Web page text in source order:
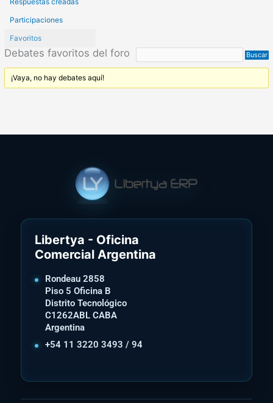
Participaciones
Favoritos
Debates favoritos del foro
¡Vaya, no hay debates aquí!
Libertya - Oficina
Comercial Argentina
Rondeau 2858
Piso 5 Oficina B
Distrito Tecnológico
C1262ABL CABA
Argentina
+54 11 3220 3493 / 94